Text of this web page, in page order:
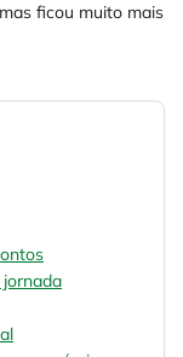
ficou muito mais